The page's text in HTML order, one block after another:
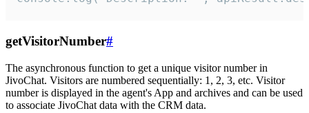
getVisitorNumber#
The asynchronous function to get a unique visitor number in
JivoChat. Visitors are numbered sequentially: 1, 2, 3, etc. Visitor
number is displayed in the agent's App and archives and can be used
to associate JivoChat data with the CRM data.